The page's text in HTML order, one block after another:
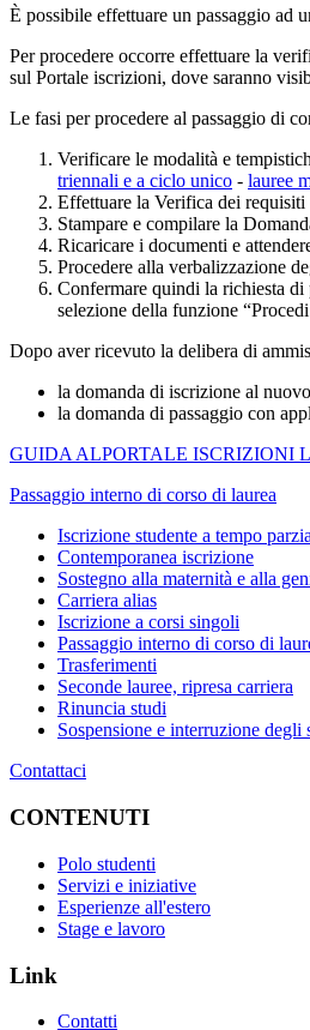
È possibile effettuare un passaggio ad
Per procedere occorre effettuare la
sul Portale iscrizioni, dove saranno
Le fasi per procedere al passaggio di
Verificare le modalità e
triennali e a ciclo unico - lauree
Effettuare la Verifica dei requisiti
Stampare e compilare la
Ricaricare i documenti e
Procedere alla verbalizzazione
Confermare quindi la richiesta di
selezione della funzione
Dopo aver ricevuto la delibera di
la domanda di iscrizione al
la domanda di passaggio con
GUIDA ALPORTALE ISCRIZIONI
Passaggio interno di corso di laurea
Iscrizione studente a tempo
Contemporanea iscrizione
Sostegno alla maternità e alla
Carriera alias
Iscrizione a corsi singoli
Passaggio interno di corso di
Trasferimenti
Seconde lauree, ripresa carriera
Rinuncia studi
Sospensione e interruzione degli
Contattaci
CONTENUTI
Polo studenti
Servizi e iniziative
Esperienze all'estero
Stage e lavoro
Link
Contatti